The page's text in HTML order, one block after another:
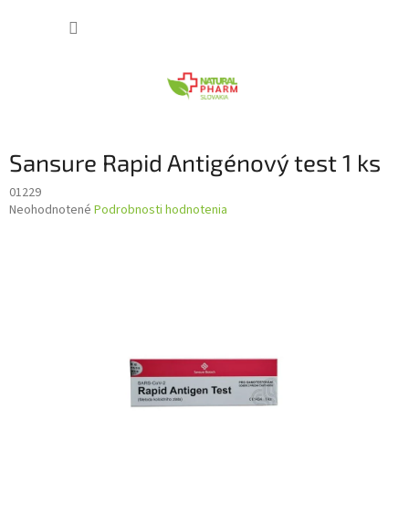
Sansure Rapid Antigénový test 1 ks
01229
Priemerné
Neohodnotené Podrobnosti hodnotenia